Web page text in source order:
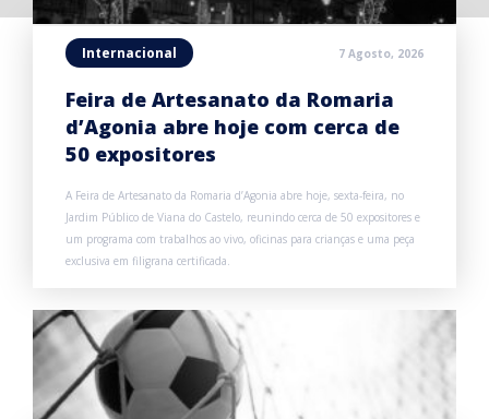
Internacional 7 Agosto, 2026
Feira de Artesanato da Romaria
d’Agonia abre hoje com cerca de
50 expositores
A Feira de Artesanato da Romaria d’Agonia abre hoje, sexta-feira, no
Jardim Público de Viana do Castelo, reunindo cerca de 50 expositores e
um programa com trabalhos ao vivo, oficinas para crianças e uma peça
exclusiva em filigrana certificada.